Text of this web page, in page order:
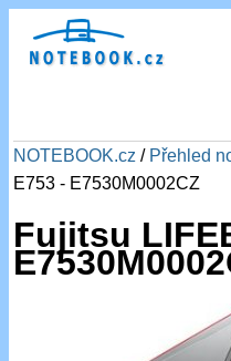
NOTEBOOK.cz / Přehled
E753 - E7530M0002CZ
Fujitsu